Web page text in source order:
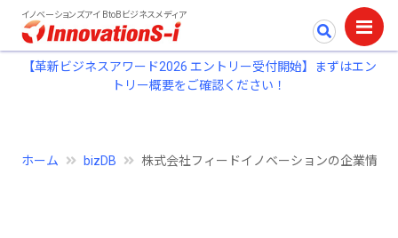
イノベーションズアイ BtoBビジネスメディア
【革新ビジネスアワード2026 エントリー受付開始】まずはエン
トリー概要をご確認ください！
ホーム bizDB 株式会社フィードイノベーションの企業情報